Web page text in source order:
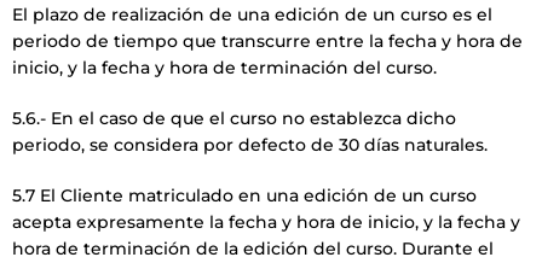
El plazo de realización de una edición de un curso es el
periodo de tiempo que transcurre entre la fecha y hora de
inicio, y la fecha y hora de terminación del curso.
5.6.- En el caso de que el curso no establezca dicho
periodo, se considera por defecto de 30 días naturales.
5.7 El Cliente matriculado en una edición de un curso
acepta expresamente la fecha y hora de inicio, y la fecha y
hora de terminación de la edición del curso. Durante el